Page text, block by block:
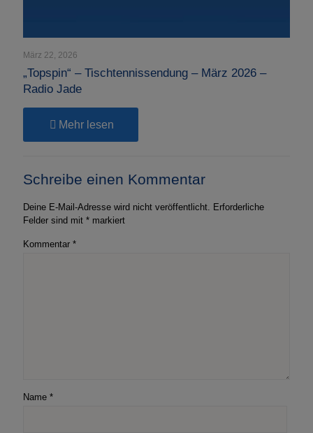
März 22, 2026
„Topspin“ – Tischtennissendung – März 2026 –
Radio Jade
Mehr lesen
–
2026
–
Schreibe einen Kommentar
Deine E-Mail-Adresse wird nicht veröffentlicht. Erforderliche
Felder sind mit * markiert
Kommentar *
Name *